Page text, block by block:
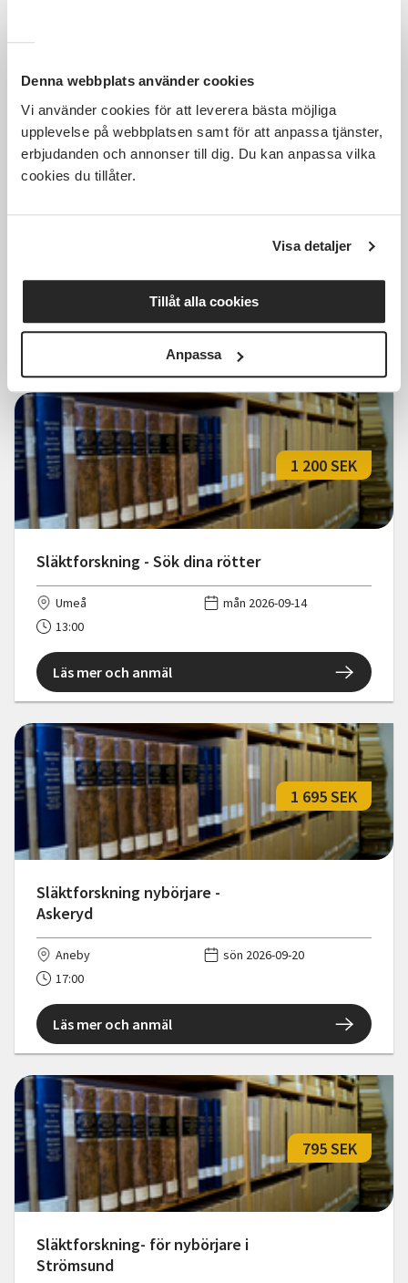
Denna webbplats använder cookies
Vi använder cookies för att leverera bästa möjliga
upplevelse på webbplatsen samt för att anpassa tjänster,
erbjudanden och annonser till dig. Du kan anpassa vilka
cookies du tillåter.
Visa detaljer
Tillåt alla cookies
Anpassa
Släktforskning
895 SEK
6 Tillfällen
Släktforskning - Sök dina rötter
1 200 SEK
Umeå
mån 2026-09-14
13:00
Läs mer och anmäl
Släktforskning nybörjare -
Askeryd
1 695 SEK
Aneby
sön 2026-09-20
17:00
Läs mer och anmäl
Släktforskning- för nybörjare i
Strömsund
795 SEK